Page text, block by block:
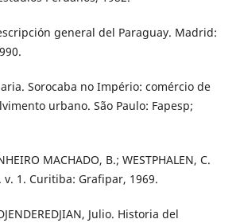
general del Paraguay. Madrid:
Sorocaba no Império: comércio de
urbano. São Paulo: Fapesp;
MACHADO, B.; WESTPHALEN, C.
v. 1. Curitiba: Grafipar, 1969.
Julio. Historia del